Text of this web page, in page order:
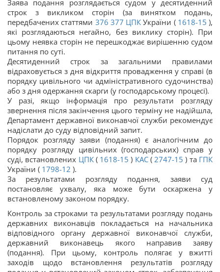
Заява подання розглядається судом у десятиденний
строк з викликом сторін (за винятком подань,
передбачених статтями 376 377 ЦПК України ( 1618-15 ),
які розглядаються негайно, без виклику сторін). При
цьому неявка сторін не перешкоджає вирішенню судом
питання по суті.
Десятиденний строк за загальними правилами
відраховується з дня відкриття провадження у справі (в
порядку цивільного чи адміністративного судочинства)
або з дня одержання скарги (у господарському процесі).
У разі, якщо інформація про результати розгляду
звернення після закінчення цього терміну не надійшла,
Департамент державної виконавчої служби рекомендує
надіслати до суду відповідний запит.
Порядок розгляду заяви (подання) є аналогічним до
порядку розгляду цивільних (господарських) справ у
суді, встановлених ЦПК( 1618-15 ) КАС(2747-15 ) та ГПК
України ( 1798-12 ).
За результатами розгляду подання, заяви суд
постановляє ухвалу, яка може бути оскаржена у
встановленому законом порядку.
Контроль за строками та результатами розгляду подань
державних виконавців покладається на начальника
відповідного органу державної виконавчої служби,
державний виконавець якого направив заяву
(подання). При цьому, контроль полягає у вжитті
заходів щодо встановлення результатів розгляду